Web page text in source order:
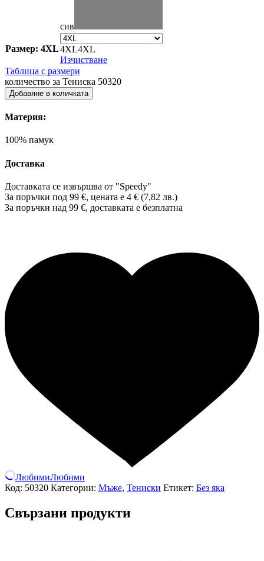
сив
Размер: 4XL4XL4XL
Изчистване
Таблица с размери
количество за Тениска 50320
Добавяне в количката
Материя:
100% памук
Доставка
Доставката се извършва от "Speedy"
За поръчки под 99 €, цената е 4 € (7,82 лв.)
За поръчки над 99 €, доставката е безплатна
ЛюбимиЛюбими
Код: 50320 Категории: Мъже, Тениски Етикет: Без яка
Свързани продукти